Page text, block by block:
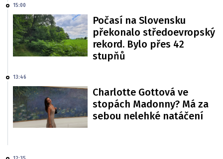
15:00
Počasí na Slovensku
překonalo středoevropský
rekord. Bylo přes 42
stupňů
13:46
Charlotte Gottová ve
stopách Madonny? Má za
sebou nelehké natáčení